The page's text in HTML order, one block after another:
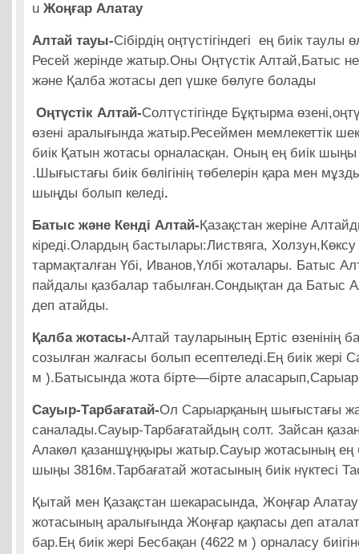
u Жоңғар Алатау
Алтай тауы-Сібірдің оңтүстігіндегі ең биік таулы
Ресей жерінде жатыр.Оны Оңтүстік Алтай,Батыс
және Қалба жотасы деп үшке бөлуге болады
Оңтүстік Алтай-Солтүстігінде Бұқтырма
өзені аралығында жатыр.Ресеймен мемлекеттік
биік Қатын жотасы орналасқан. Оның ең биік
.Шығыстағы биік бөлігінің төбелерін қара мен
шыңды болып келеді.
Батыс және Кенді Алтай-Қазақстан жеріне
кіреді.Олардың бастылары:Листвяга,
тармақталған Үбі, Иванов,Үлбі жоталары. Батыс
пайдалы қазбалар табылған.Сондықтан да Батыс
деп атайды.
Қалба жотасы-Алтай тауларының Ертіс өзенінің
созылған жалғасы болып есептеледі.Ең биік
м ).Батысында жота бірте—бірте
Сауыр-Тарбағатай-Ол Сарыарқаның шығыстағы
саналады.Сауыр-Тарбағатайдың солт. Зайсан
Алакөл қазаншұңқыры жатыр.Сауыр жотасының ең
шыңы 3816м.Тарбағатай жотасының биік нүктесі
Қытай мен Қазақстан шекарасында, Жоңғар
жотасының аралығында Жоңғар қақпасы деп
бар.Ең биік жері Бесбақан (4622 м ) орналасу